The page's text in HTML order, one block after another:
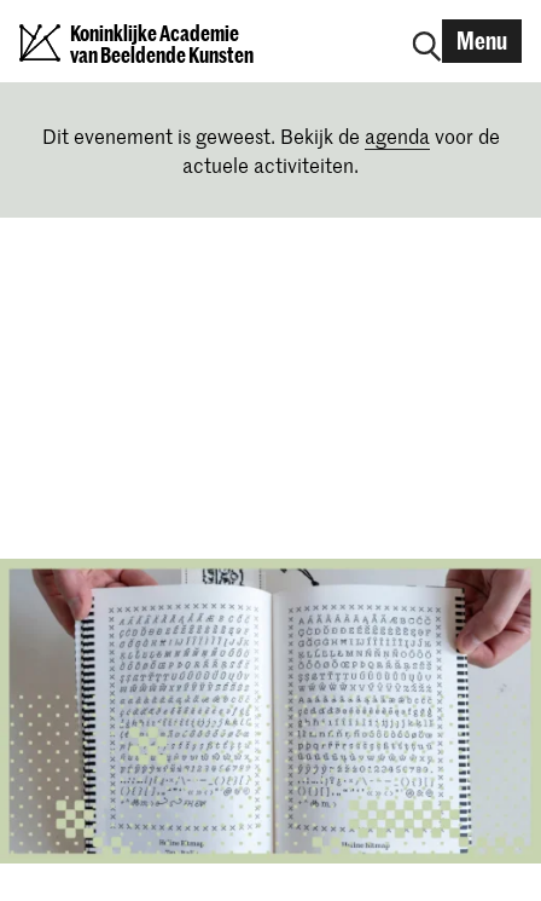
Koninklijke Academie
van Beeldende Kunsten
Menu
Dit evenement is geweest. Bekijk de agenda voor de
actuele activiteiten.